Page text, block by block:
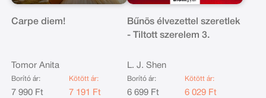
Carpe diem!
Tomor Anita
Borító ár:
7 990 Ft
Kötött ár:
7 191 Ft
Bűnös élvezettel szeretlek
- Tiltott szerelem 3.
L. J. Shen
Borító ár:
6 699 Ft
Kötött ár:
6 029 Ft